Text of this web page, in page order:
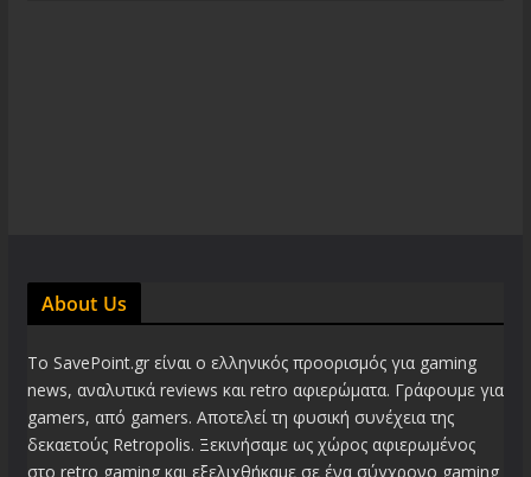
About Us
Το SavePoint.gr είναι ο ελληνικός προορισμός για gaming
news, αναλυτικά reviews και retro αφιερώματα. Γράφουμε για
gamers, από gamers. Αποτελεί τη φυσική συνέχεια της
δεκαετούς Retropolis. Ξεκινήσαμε ως χώρος αφιερωμένος
στο retro gaming και εξελιχθήκαμε σε ένα σύγχρονο gaming